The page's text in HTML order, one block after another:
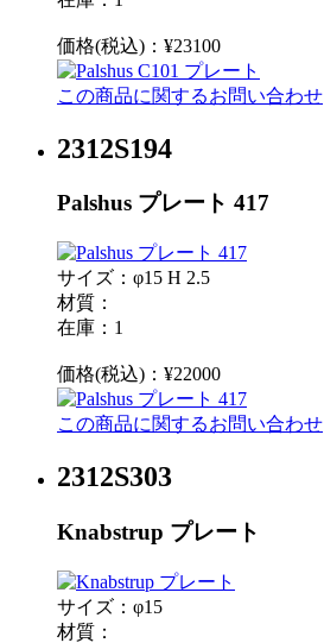
価格(税込)：¥23100
この商品に関するお問い合わせ
2312S194
Palshus プレート 417
サイズ：φ15 H 2.5
材質：
在庫：1
価格(税込)：¥22000
この商品に関するお問い合わせ
2312S303
Knabstrup プレート
サイズ：φ15
材質：